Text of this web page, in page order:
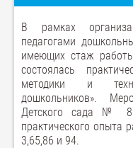
В рамках
педагогами
имеющих стаж
состоялась
методики и
дошкольников».
Детского сада №
практического опыта
3,65,86 и 94.